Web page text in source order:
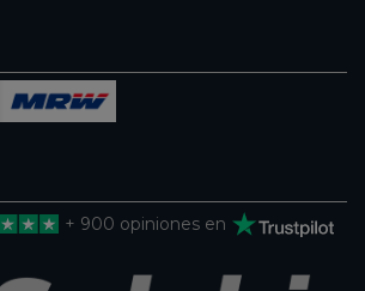
+ 900 opiniones en